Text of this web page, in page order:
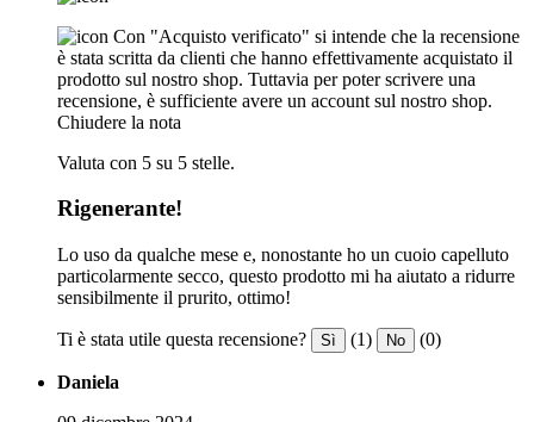
Con "Acquisto verificato" si intende che la recensione
è stata scritta da clienti che hanno effettivamente acquistato il
prodotto sul nostro shop. Tuttavia per poter scrivere una
recensione, è sufficiente avere un account sul nostro shop.
Chiudere la nota
Valuta con 5 su 5 stelle.
Rigenerante!
Lo uso da qualche mese e, nonostante ho un cuoio capelluto
particolarmente secco, questo prodotto mi ha aiutato a ridurre
sensibilmente il prurito, ottimo!
Ti è stata utile questa recensione? Sì (1) No (0)
Daniela